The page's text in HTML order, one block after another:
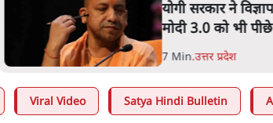
योगी सरकार ने
मोदी 3.0 को भी
7 Min.उत्तर प्रदेश
Viral Video Satya Hindi Bulletin